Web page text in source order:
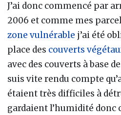
J’ai donc commencé par
2006 et comme mes
zone vulnérable j’ai été
place des couverts
avec des couverts à base
suis vite rendu compte
étaient très difficiles à
gardaient l’humidité donc